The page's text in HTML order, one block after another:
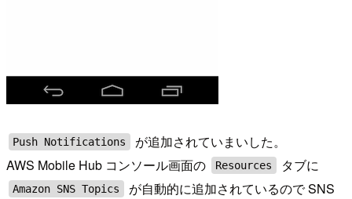
Push Notifications
が追加されていまいした。
AWS Mobile Hub コンソール画面の
Resources タブに
Amazon SNS Topics
が自動的に追加されているので SNS